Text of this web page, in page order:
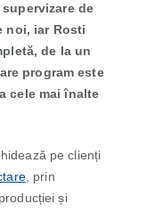
de
noi, iar Rosti
de la un
program este
cele mai înalte
pe clienți
, prin
și